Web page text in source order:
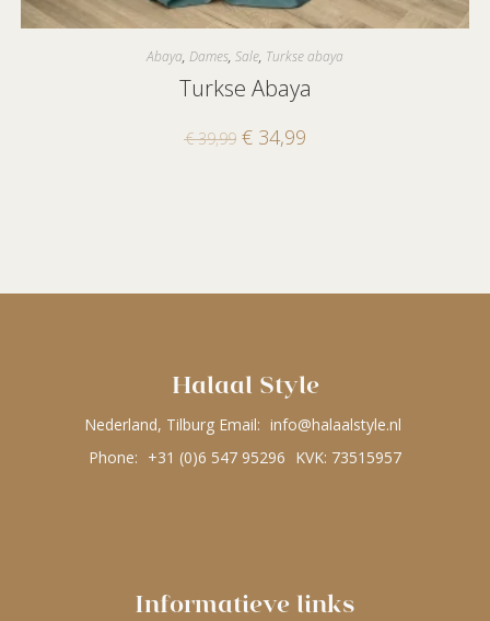
Abaya, Dames, Sale, Turkse abaya
Turkse Abaya
€39,99 €34,99
Halaal Style
Nederland, Tilburg Email: info@halaalstyle.nl
Phone: +31 (0)6 547 95296 KVK: 73515957
Informatieve links